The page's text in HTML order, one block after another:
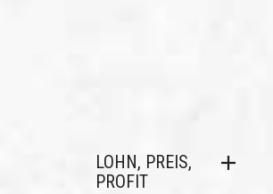
LOHN, PREIS,
PROFIT